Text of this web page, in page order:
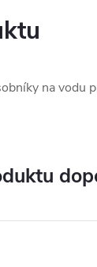
na vodu